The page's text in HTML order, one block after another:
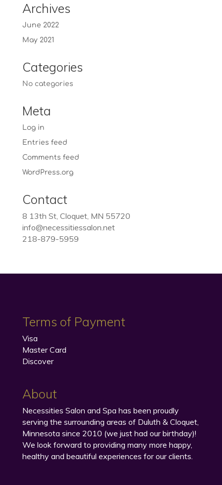
Archives
June 2022
May 2021
Categories
No categories
Meta
Log in
Entries feed
Comments feed
WordPress.org
Contact
8 13th St, Cloquet, MN 55720
info@necessitiessalon.net
218-879-5959
Terms of Payment
Visa
Master Card
Discover
About
Necessities Salon and Spa has been proudly
serving the surrounding areas of Duluth & Cloquet,
Minnesota since 2010 (we just had our birthday)!
We look forward to providing many more happy,
healthy and beautiful experiences for our clients.